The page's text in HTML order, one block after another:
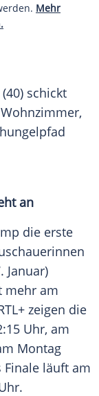
Mehr
(40) schickt
Wohnzimmer,
an
die erste
Januar)
mehr am
zeigen die
Uhr, am
Montag
Finale läuft am